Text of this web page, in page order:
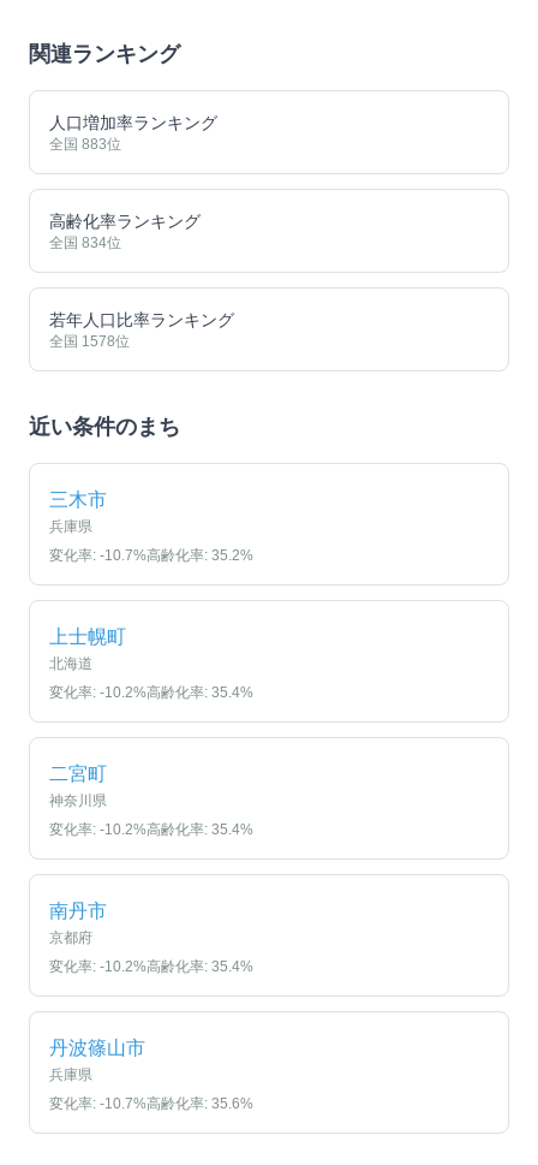
関連ランキング
人口増加率ランキング
全国 883位
高齢化率ランキング
全国 834位
若年人口比率ランキング
全国 1578位
近い条件のまち
三木市
兵庫県
変化率: -10.7%高齢化率: 35.2%
上士幌町
北海道
変化率: -10.2%高齢化率: 35.4%
二宮町
神奈川県
変化率: -10.2%高齢化率: 35.4%
南丹市
京都府
変化率: -10.2%高齢化率: 35.4%
丹波篠山市
兵庫県
変化率: -10.7%高齢化率: 35.6%